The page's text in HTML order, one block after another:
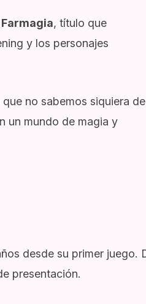
Farmagia, título que
y los personajes
no sabemos siquiera de
un mundo de magia y
desde su primer juego.
presentación.